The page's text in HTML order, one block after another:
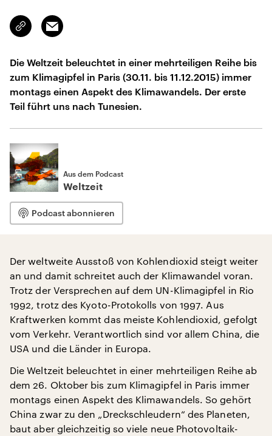
Link
kopieren/teilen
Email
Die Weltzeit beleuchtet in einer mehrteiligen Reihe bis
zum Klimagipfel in Paris (30.11. bis 11.12.2015) immer
montags einen Aspekt des Klimawandels. Der erste
Teil führt uns nach Tunesien.
Aus dem Podcast
Weltzeit
Podcast abonnieren
Der weltweite Ausstoß von Kohlendioxid steigt weiter
an und damit schreitet auch der Klimawandel voran.
Trotz der Versprechen auf dem UN-Klimagipfel in Rio
1992, trotz des Kyoto-Protokolls von 1997. Aus
Kraftwerken kommt das meiste Kohlendioxid, gefolgt
vom Verkehr. Verantwortlich sind vor allem China, die
USA und die Länder in Europa.
Die Weltzeit beleuchtet in einer mehrteiligen Reihe ab
dem 26. Oktober bis zum Klimagipfel in Paris immer
montags einen Aspekt des Klimawandels. So gehört
China zwar zu den „Dreckschleudern“ des Planeten,
baut aber gleichzeitig so viele neue Photovoltaik-